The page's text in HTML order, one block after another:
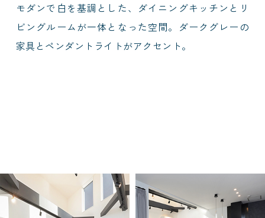
モダンで白を基調とした、ダイニングキッチンとリ
ビングルームが一体となった空間。ダークグレーの
家具とペンダントライトがアクセント。